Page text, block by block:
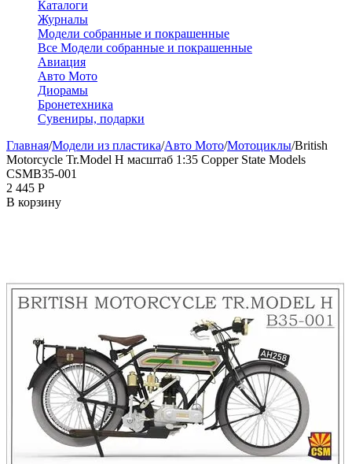
Каталоги
Журналы
Модели собранные и покрашенные
Все Модели собранные и покрашенные
Авиация
Авто Мото
Диорамы
Бронетехника
Сувениры, подарки
Главная/Модели из пластика/Авто Мото/Мотоциклы/British
Motorcycle Tr.Model H масштаб 1:35 Copper State Models
CSMB35-001
2 445 Р
В корзину